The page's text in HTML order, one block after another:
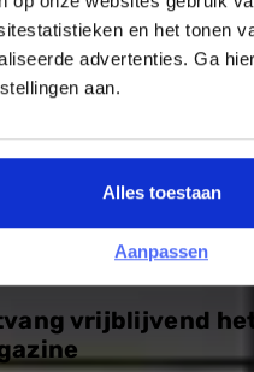
en het tonen
advertenties. Ga
aan.
Alles toestaan
Aanpassen
vrijblijvend